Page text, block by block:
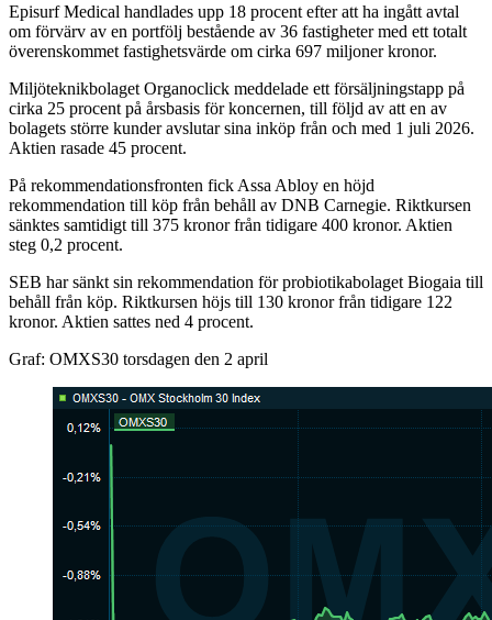
Episurf Medical handlades upp 18 procent efter att ha ingått avtal
om förvärv av en portfölj bestående av 36 fastigheter med ett totalt
överenskommet fastighetsvärde om cirka 697 miljoner kronor.
Miljöteknikbolaget Organoclick meddelade ett försäljningstapp på
cirka 25 procent på årsbasis för koncernen, till följd av att en av
bolagets större kunder avslutar sina inköp från och med 1 juli 2026.
Aktien rasade 45 procent.
På rekommendationsfronten fick Assa Abloy en höjd
rekommendation till köp från behåll av DNB Carnegie. Riktkursen
sänktes samtidigt till 375 kronor från tidigare 400 kronor. Aktien
steg 0,2 procent.
SEB har sänkt sin rekommendation för probiotikabolaget Biogaia till
behåll från köp. Riktkursen höjs till 130 kronor från tidigare 122
kronor. Aktien sattes ned 4 procent.
Graf: OMXS30 torsdagen den 2 april